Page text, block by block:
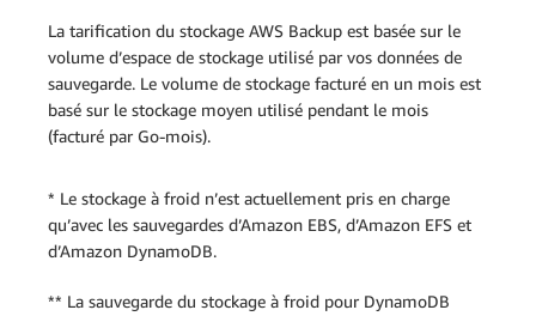
La tarification du stockage AWS Backup est basée sur le
volume d’espace de stockage utilisé par vos données de
sauvegarde. Le volume de stockage facturé en un mois est
basé sur le stockage moyen utilisé pendant le mois
(facturé par Go-mois).
* Le stockage à froid n’est actuellement pris en charge
qu’avec les sauvegardes d’Amazon EBS, d’Amazon EFS et
d’Amazon DynamoDB.
** La sauvegarde du stockage à froid pour DynamoDB